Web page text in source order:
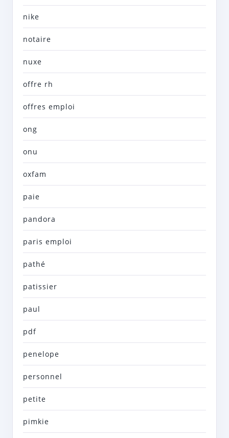
nike
notaire
nuxe
offre rh
offres emploi
ong
onu
oxfam
paie
pandora
paris emploi
pathé
patissier
paul
pdf
penelope
personnel
petite
pimkie